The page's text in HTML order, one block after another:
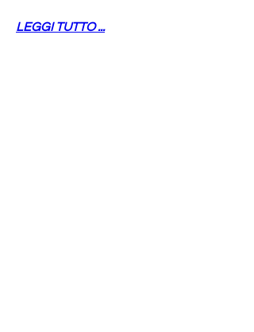
LEGGI TUTTO ...